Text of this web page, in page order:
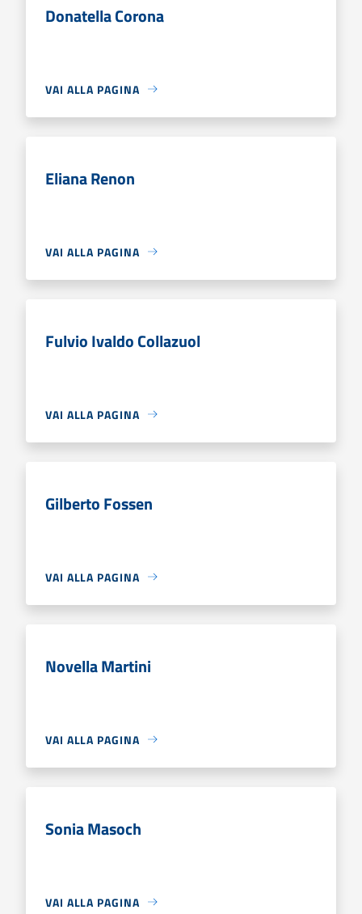
Donatella Corona
VAI ALLA PAGINA
Eliana Renon
VAI ALLA PAGINA
Fulvio Ivaldo Collazuol
VAI ALLA PAGINA
Gilberto Fossen
VAI ALLA PAGINA
Novella Martini
VAI ALLA PAGINA
Sonia Masoch
VAI ALLA PAGINA